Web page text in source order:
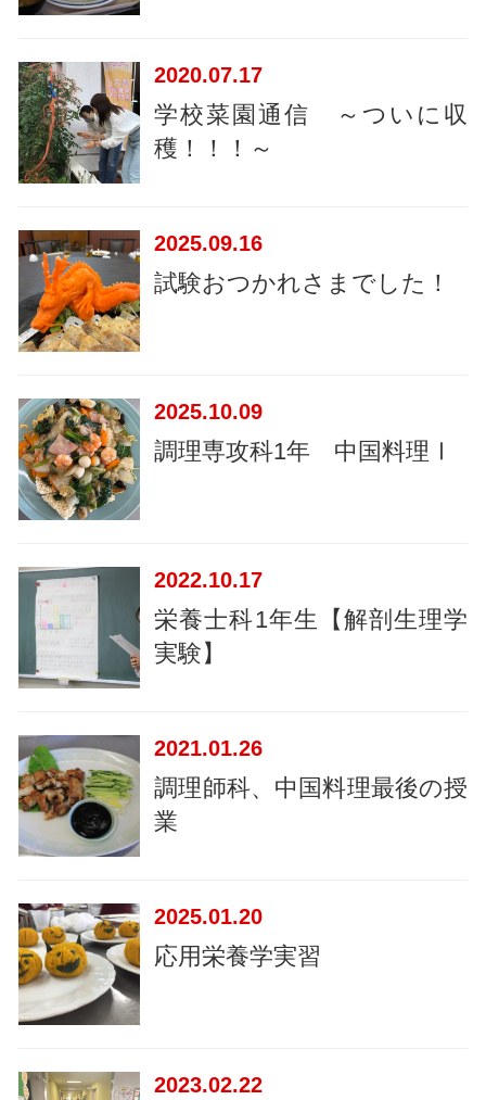
2020 07.17
学校菜園通信 ～ついに収
穫！！！～
2025 09.16
試験おつかれさまでした！
2025 10.09
調理専攻科1年 中国料理Ⅰ
2022 10.17
栄養士科1年生【解剖生理学
実験】
2021 01.26
調理師科、中国料理最後の授
業
2025 01.20
応用栄養学実習
2023 02.22